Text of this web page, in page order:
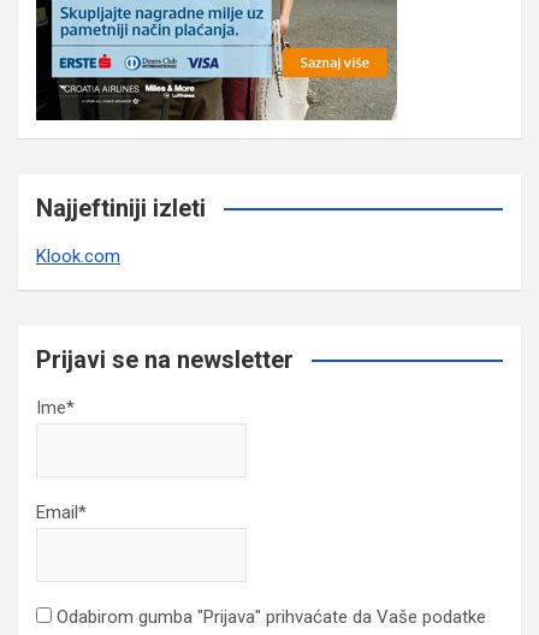
Najjeftiniji izleti
Klook.com
Prijavi se na newsletter
Ime*
Email*
Odabirom gumba "Prijava" prihvaćate da Vaše podatke